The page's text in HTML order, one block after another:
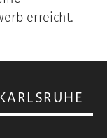
erreicht.